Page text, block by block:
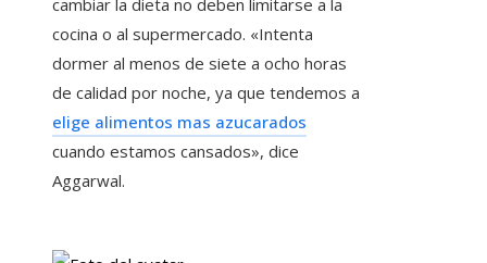
cambiar la dieta no deben limitarse a la
cocina o al supermercado. «Intenta
dormer al menos de siete a ocho horas
de calidad por noche, ya que tendemos a
elige alimentos mas azucarados
cuando estamos cansados», dice
Aggarwal.